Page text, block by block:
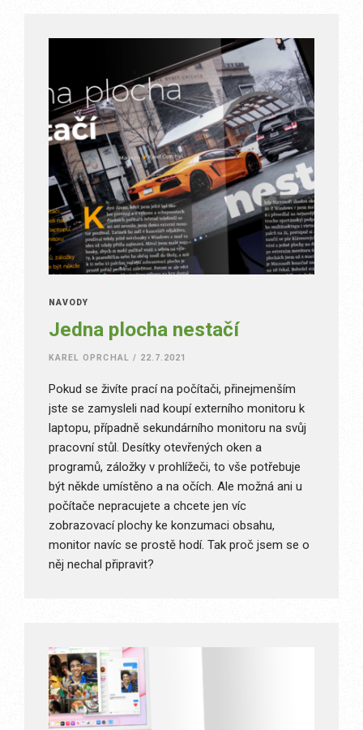
NÁVODY
Jedna plocha nestačí
KAREL OPRCHAL / 22.7.2021
Pokud se živíte prací na počítači, přinejmenším
jste se zamysleli nad koupí externího monitoru k
laptopu, případně sekundárního monitoru na svůj
pracovní stůl. Desítky otevřených oken a
programů, záložky v prohlížeči, to vše potřebuje
být někde umístěno a na očích. Ale možná ani u
počítače nepracujete a chcete jen víc
zobrazovací plochy ke konzumaci obsahu,
monitor navíc se prostě hodí. Tak proč jsem se o
něj nechal připravit?